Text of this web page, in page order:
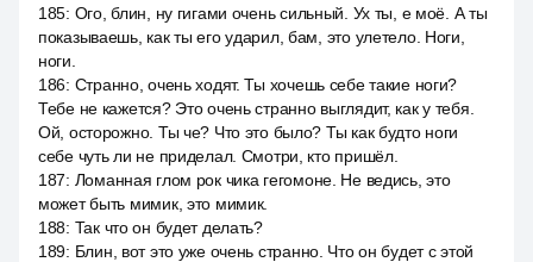
185: Ого, блин, ну гигами очень сильный. Ух ты, е моё. А ты
показываешь, как ты его ударил, бам, это улетело. Ноги,
ноги.
186: Странно, очень ходят. Ты хочешь себе такие ноги?
Тебе не кажется? Это очень странно выглядит, как у тебя.
Ой, осторожно. Ты че? Что это было? Ты как будто ноги
себе чуть ли не приделал. Смотри, кто пришёл.
187: Ломанная глом рок чика гегомоне. Не ведись, это
может быть мимик, это мимик.
188: Так что он будет делать?
189: Блин, вот это уже очень странно. Что он будет с этой